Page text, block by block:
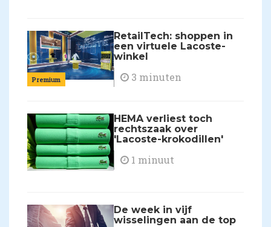
Premium
RetailTech: shoppen in
een virtuele Lacoste-
winkel
3 minuten
HEMA verliest toch
rechtszaak over
'Lacoste-krokodillen'
1 minuut
De week in vijf
wisselingen aan de top